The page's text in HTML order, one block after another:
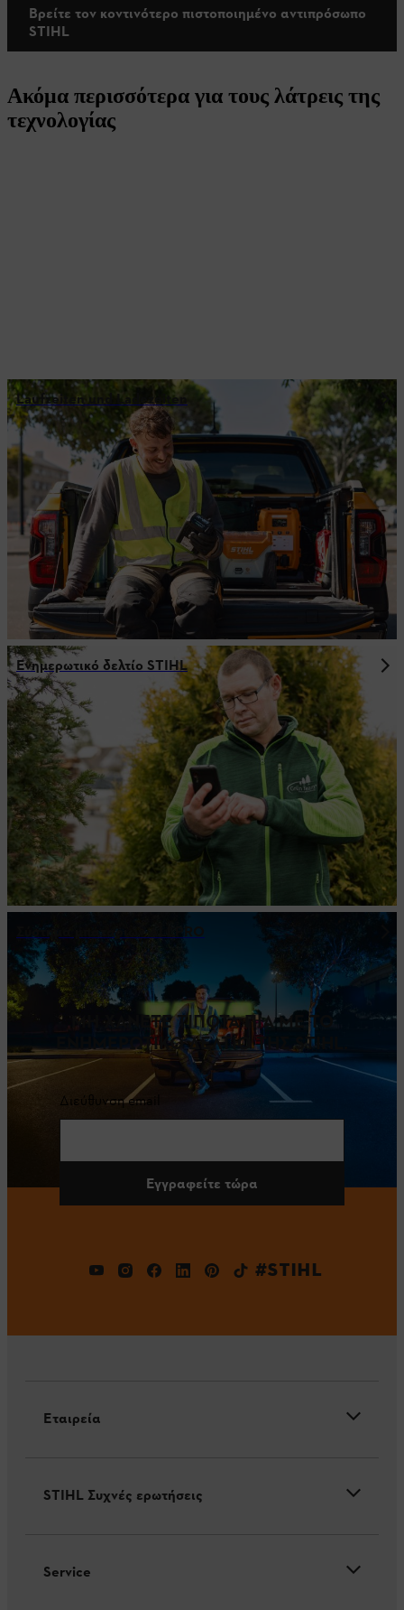
Βρείτε τον κοντινότερο πιστοποιημένο αντιπρόσωπο
STIHL
Ακόμα περισσότερα για τους λάτρεις της
τεχνολογίας
Laufzeiten und Ladezeiten
Ενημερωτικό δελτίο STIHL
Σύστημα μπαταριών ALLPRO
ΜΗ ΧΑΝΕΤΕ ΤΙΠΟΤΑ ΠΙΑ ΜΕ ΤΟ
ΕΝΗΜΕΡΩΤΙΚΟ ΔΕΛΤΙΟ ΤΗΣ STIHL.
Διεύθυνση email
Εγγραφείτε τώρα
#STIHL
Εταιρεία
STIHL Συχνές ερωτήσεις
Service